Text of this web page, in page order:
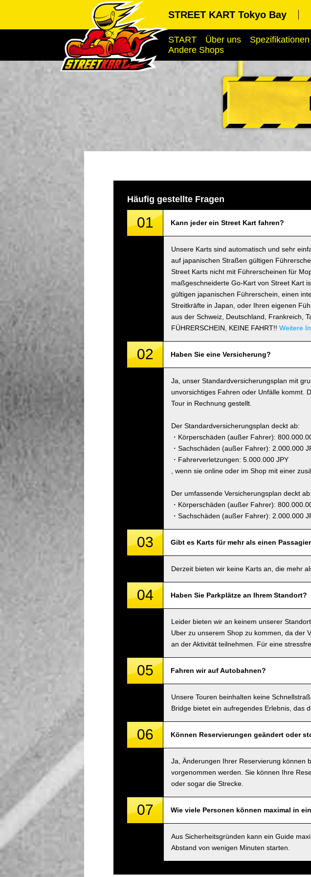
STREET KART Tokyo Bay
START Über uns Spezifikationen
Andere Shops
Häufig gestellte Fragen
01 Kann jeder ein Street Kart fahren?
Unsere Karts sind automatisch und sehr
auf japanischen Straßen gültigen
Street Karts nicht mit Führerscheinen für
maßgeschneiderte Go-Kart von Street Kart
gültigen japanischen Führerschein, einen
Streitkräfte in Japan, oder Ihren eigenen
aus der Schweiz, Deutschland, Frankreich,
FÜHRERSCHEIN, KEINE FAHRT!! Weitere
02 Haben Sie eine Versicherung?
Ja, unser Standardversicherungsplan mit
unvorsichtiges Fahren oder Unfälle kommt.
Tour in Rechnung gestellt.
Der Standardversicherungsplan deckt ab:
・Körperschäden (außer Fahrer):
・Sachschäden (außer Fahrer): 2.000.000
・Fahrerverletzungen: 5.000.000 JPY
, wenn sie online oder im Shop mit einer
Der umfassende Versicherungsplan deckt ab:
・Körperschäden (außer Fahrer):
・Sachschäden (außer Fahrer): 2.000.000
03 Gibt es Karts für mehr als einen
Derzeit bieten wir keine Karts an, die mehr
04 Haben Sie Parkplätze an Ihrem Standort?
Leider bieten wir an keinem unserer
Uber zu unserem Shop zu kommen, da der
an der Aktivität teilnehmen. Für eine
05 Fahren wir auf Autobahnen?
Unsere Touren beinhalten keine
Bridge bietet ein aufregendes Erlebnis, das
06 Können Reservierungen geändert oder
Ja, Änderungen Ihrer Reservierung können
vorgenommen werden. Sie können Ihre
oder sogar die Strecke.
07 Wie viele Personen können maximal in
Aus Sicherheitsgründen kann ein Guide
Abstand von wenigen Minuten starten.